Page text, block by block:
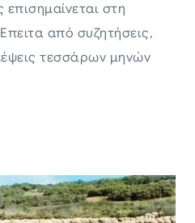
στη
από συζητήσεις,
τεσσάρων μηνών